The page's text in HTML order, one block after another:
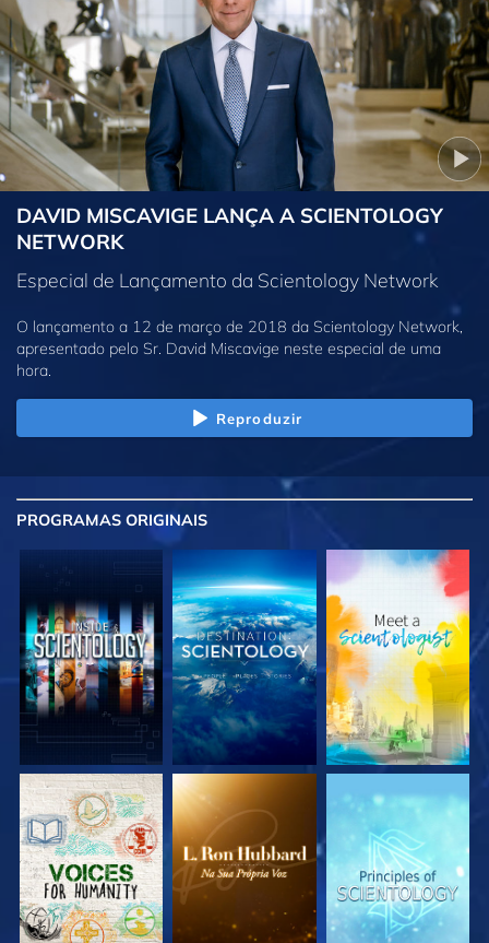
DAVID MISCAVIGE LANÇA A SCIENTOLOGY
NETWORK
Especial de Lançamento da Scientology Network
O lançamento a 12 de março de 2018 da Scientology Network,
apresentado pelo Sr. David Miscavige neste especial de uma
hora.
Reproduzir
PROGRAMAS ORIGINAIS
EXPLORE A SÉRIE EXPLORE A SÉRIE EXPLORE A SÉRIE